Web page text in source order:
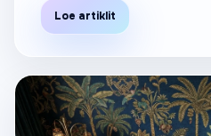
Loe artiklit